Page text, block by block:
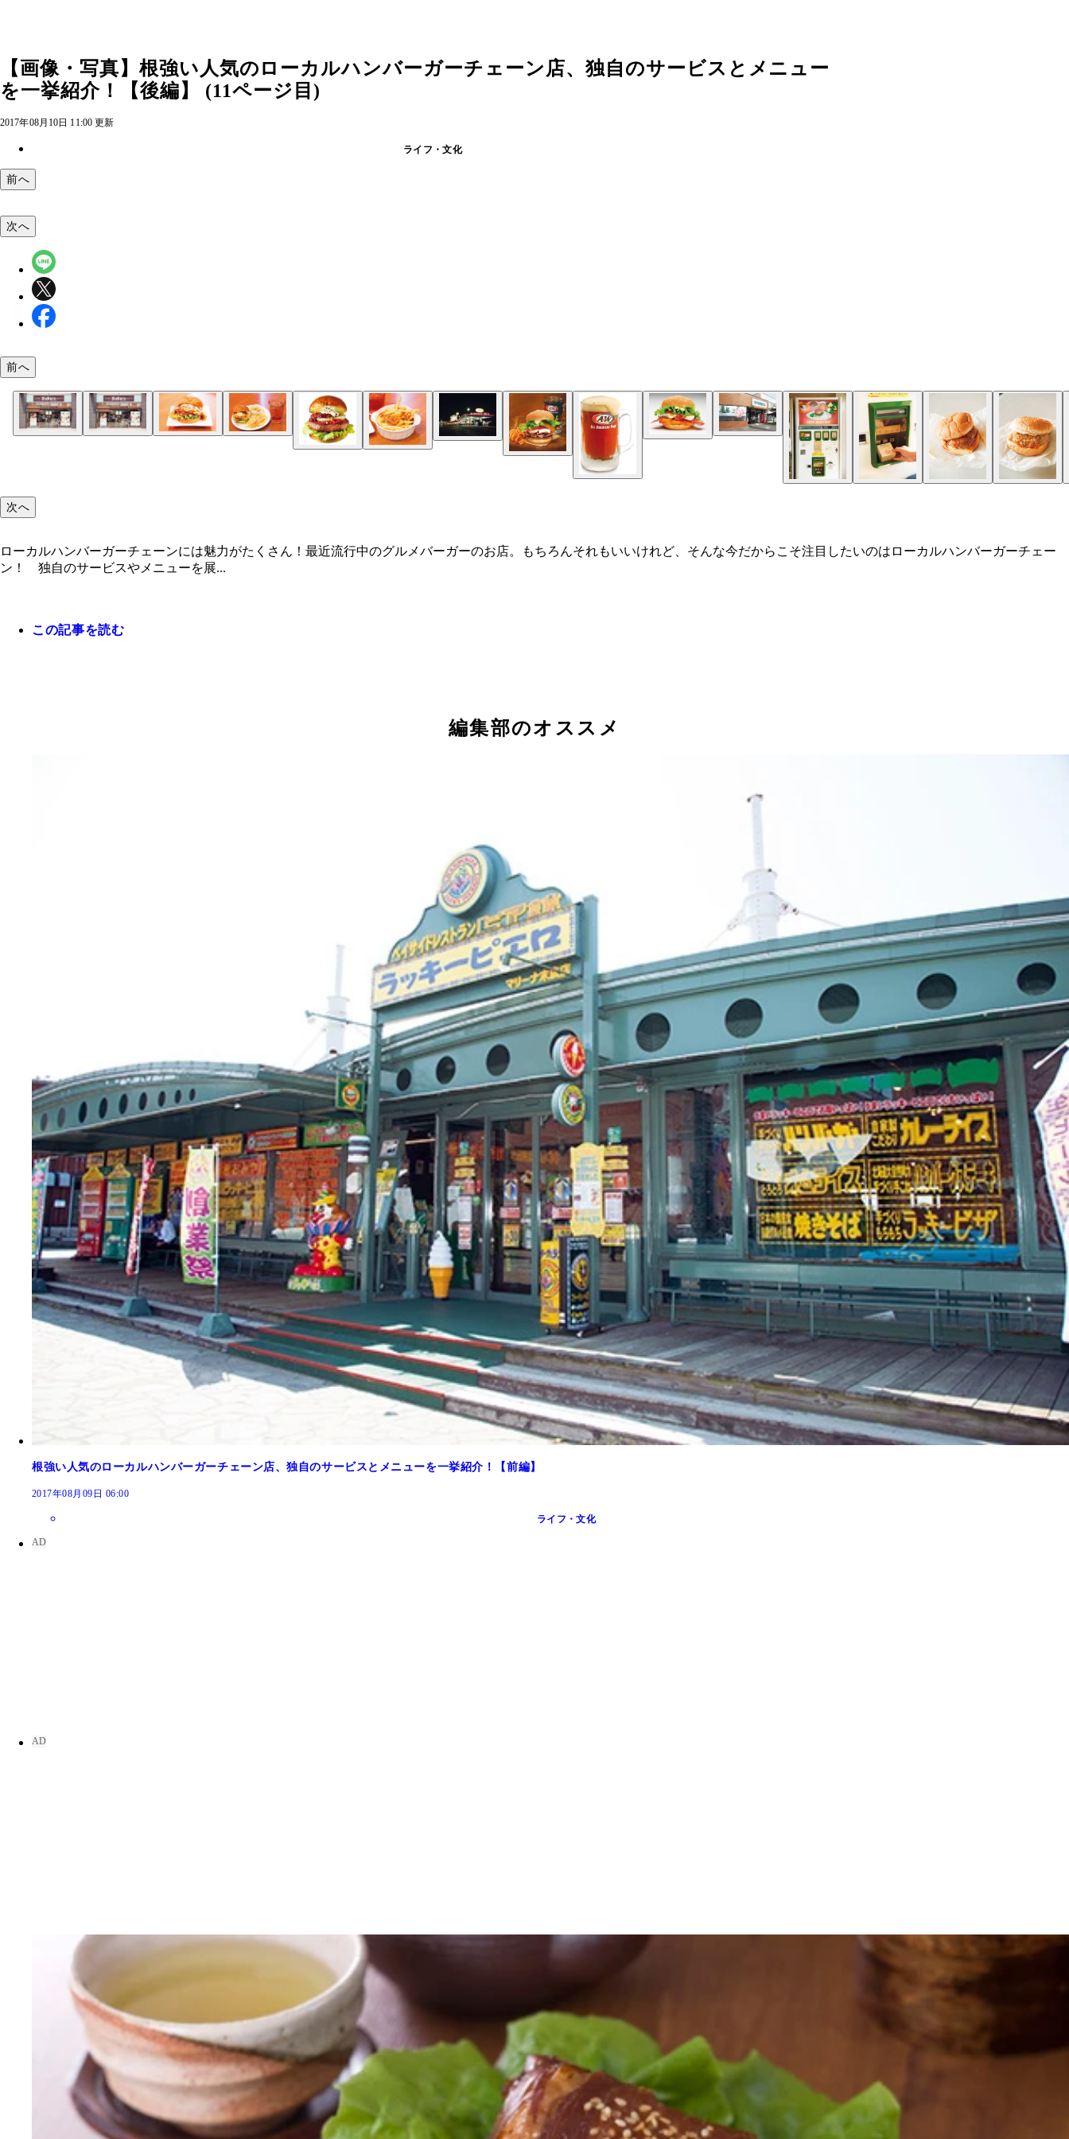
【画像・写真】根強い人気のローカルハンバーガーチェーン店、独自のサービスとメニュー
を一挙紹介！【後編】 (11ページ目)
2017年08月10日 11:00 更新
ライフ・文化
前へ
次へ
前へ
次へ
ローカルハンバーガーチェーンには魅力がたくさん！最近流行中のグルメバーガーのお店。もちろんそれもいいけれど、そんな今だからこそ注目したいのはローカルハンバーガーチェー
ン！ 独自のサービスやメニューを展...
この記事を読む
編集部のオススメ
根強い人気のローカルハンバーガーチェーン店、独自のサービスとメニューを一挙紹介！【前編】
2017年08月09日 06:00
ライフ・文化